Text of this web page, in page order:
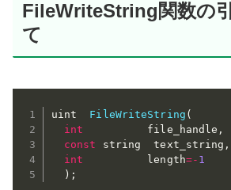
FileWriteString関数の
て
uint FileWriteString (
int
          file_handle
,
const string  text_string ,
int
          length
=- 1
) ;